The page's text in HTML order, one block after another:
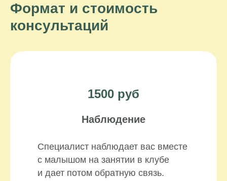
Формат и стоимость
консультаций
1500 руб
Наблюдение
Специалист наблюдает вас вместе
с малышом на занятии в клубе
и дает потом обратную связь.